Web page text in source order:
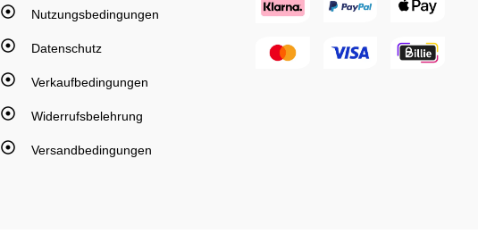
Nutzungsbedingungen
Datenschutz
Verkaufbedingungen
Widerrufsbelehrung
Versandbedingungen